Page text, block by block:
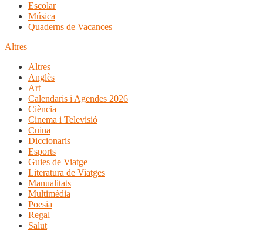
Escolar
Música
Quaderns de Vacances
Altres
Altres
Anglès
Art
Calendaris i Agendes 2026
Ciència
Cinema i Televisió
Cuina
Diccionaris
Esports
Guies de Viatge
Literatura de Viatges
Manualitats
Multimèdia
Poesia
Regal
Salut